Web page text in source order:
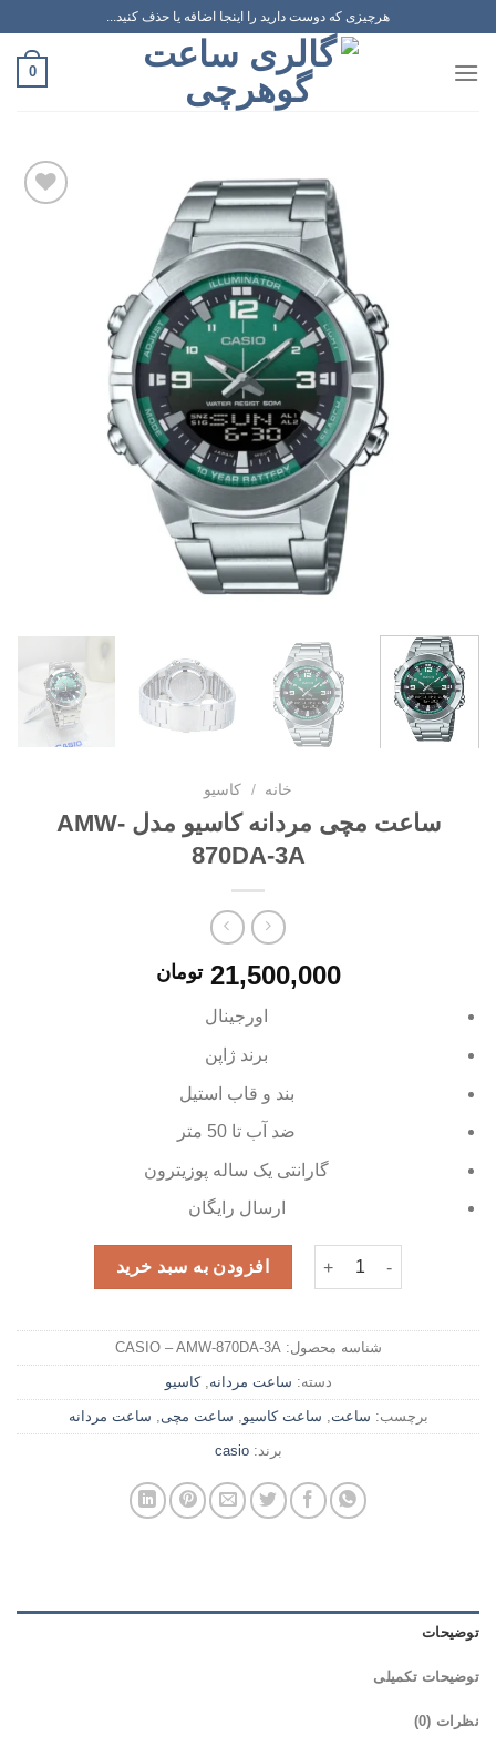
محتوا
هرچیزی که دوست دارید را اینجا اضافه یا حذف کنید...
0
خانه / کاسیو
ساعت مچی مردانه کاسیو مدل AMW-
870DA-3A
21,500,000 تومان
اورجینال
برند ژاپن
بند و قاب استیل
ضد آب تا 50 متر
گارانتی یک ساله پوزیترون
ارسال رایگان
ساعت مچی مردانه کاسیو مدل AMW-870DA-3A عدد
افزودن به سبد خرید
شناسه محصول:CASIO – AMW-870DA-3A
دسته: ساعت مردانه,کاسیو
برچسب: ساعت, ساعت کاسیو, ساعت مچی, ساعت مردانه
برند:casio
توضیحات
توضیحات تکمیلی
نظرات (0)